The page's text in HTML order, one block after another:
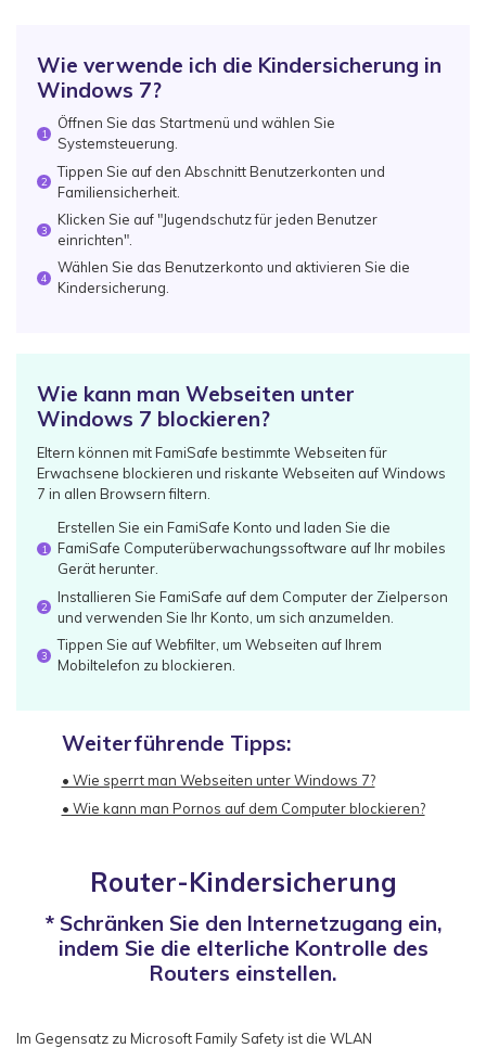
Wie verwende ich die Kindersicherung in
Windows 7?
1
Öffnen Sie das Startmenü und wählen Sie
Systemsteuerung.
2
Tippen Sie auf den Abschnitt Benutzerkonten und
Familiensicherheit.
3
Klicken Sie auf "Jugendschutz für jeden Benutzer
einrichten".
4
Wählen Sie das Benutzerkonto und aktivieren Sie die
Kindersicherung.
Wie kann man Webseiten unter
Windows 7 blockieren?
Eltern können mit FamiSafe bestimmte Webseiten für
Erwachsene blockieren und riskante Webseiten auf Windows
7 in allen Browsern filtern.
1
Erstellen Sie ein FamiSafe Konto und laden Sie die
FamiSafe Computerüberwachungssoftware auf Ihr mobiles
Gerät herunter.
2
Installieren Sie FamiSafe auf dem Computer der Zielperson
und verwenden Sie Ihr Konto, um sich anzumelden.
3
Tippen Sie auf Webfilter, um Webseiten auf Ihrem
Mobiltelefon zu blockieren.
Weiterführende Tipps:
• Wie sperrt man Webseiten unter Windows 7?
• Wie kann man Pornos auf dem Computer blockieren?
Router-Kindersicherung
* Schränken Sie den Internetzugang ein,
indem Sie die elterliche Kontrolle des
Routers einstellen.
Im Gegensatz zu Microsoft Family Safety ist die WLAN